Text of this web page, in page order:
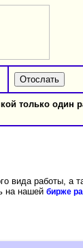
только один
вида работы, а
на нашей биржe